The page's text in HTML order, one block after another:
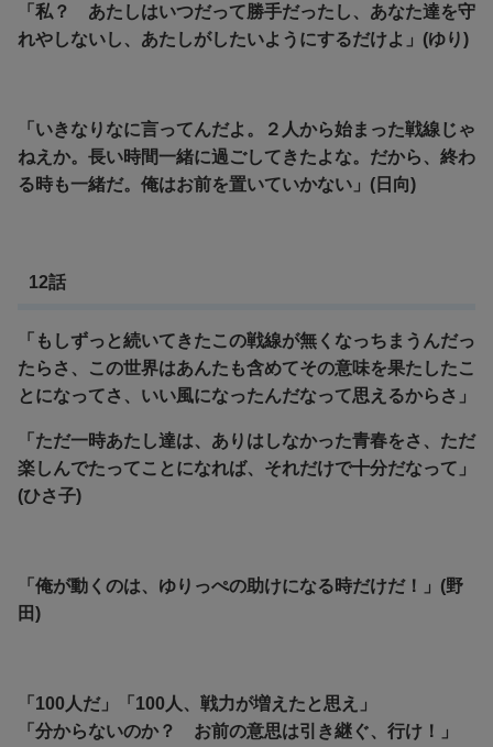
「私？ あたしはいつだって勝手だったし、あなた達を守
れやしないし、あたしがしたいようにするだけよ」(ゆり)
「いきなりなに言ってんだよ。２人から始まった戦線じゃ
ねえか。長い時間一緒に過ごしてきたよな。だから、終わ
る時も一緒だ。俺はお前を置いていかない」(日向)
12話
「もしずっと続いてきたこの戦線が無くなっちまうんだっ
たらさ、この世界はあんたも含めてその意味を果たしたこ
とになってさ、いい風になったんだなって思えるからさ」
「ただ一時あたし達は、ありはしなかった青春をさ、ただ
楽しんでたってことになれば、それだけで十分だなって」
(ひさ子)
「俺が動くのは、ゆりっぺの助けになる時だけだ！」(野
田)
「100人だ」「100人、戦力が増えたと思え」
「分からないのか？ お前の意思は引き継ぐ、行け！」